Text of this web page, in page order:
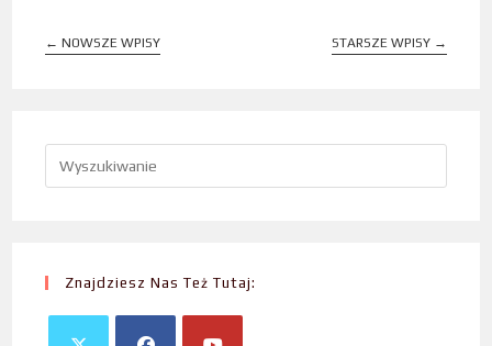
← NOWSZE WPISY STARSZE WPISY →
Znajdziesz Nas Też Tutaj: